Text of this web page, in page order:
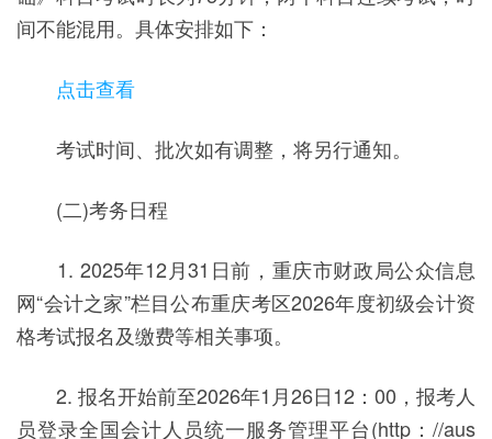
间不能混用。具体安排如下：
点击查看
考试时间、批次如有调整，将另行通知。
(二)考务日程
1. 2025年12月31日前，重庆市财政局公众信息
网“会计之家”栏目公布重庆考区2026年度初级会计资
格考试报名及缴费等相关事项。
2. 报名开始前至2026年1月26日12：00，报考人
员登录全国会计人员统一服务管理平台(http：//aus